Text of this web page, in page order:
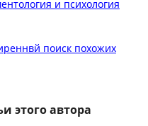
и психология
поиск похожих
этого автора